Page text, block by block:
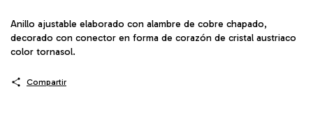
Anillo ajustable elaborado con alambre de cobre chapado,
decorado con conector en forma de corazón de cristal austriaco
color tornasol.
Compartir